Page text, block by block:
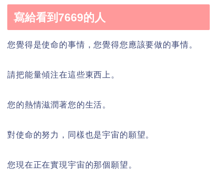
寫給看到7669的人
您覺得是使命的事情，您覺得您應該要做的事情。
請把能量傾注在這些東西上。
您的熱情滋潤著您的生活。
對使命的努力，同樣也是宇宙的願望。
您現在正在實現宇宙的那個願望。